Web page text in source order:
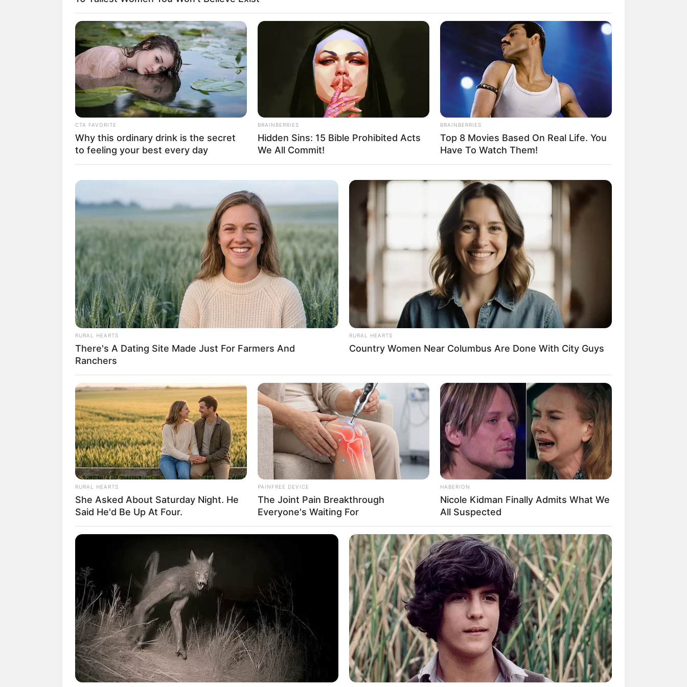
Mute
Baca juga:Biodata, Profil, dan Fakta Marsha Timothy
(foto: instagram/yorikooangln_)
Biodata & Profil
Nama Lengkap: Yoriko Angeline Agus Pebrianto
Nama Panggung: Yoriko Angeline
Nama Panggilan: Yoko / Yoriko, Teens Yori
Fail! 10 Potret Makanan Gagal
Dimasak yang Bikin Kamu
Nggak Selera
10 Pose Manekin Anti
Banget
8 Kata Lucu Seputar Malam
Minggu ala Jomblo yang Bikin
Ngenes
10 Desain Kanopi Tempat
Tidur, Serasa Beristirahat di
Kamar Raja
Tampil Lebih Modern, 7 Potret
Hasil Renovasi Rumah Berusia
90 Tahun
CTA FAVORITE
Why this ordinary drink is the secret
to feeling your best every day
BRAINBERRIES
Hidden Sins: 15 Bible Prohibited Acts
We All Commit!
BRAINBERRIES
Top 8 Movies Based On Real Life. You
Have To Watch Them!
RURAL HEARTS
There's A Dating Site Made Just For Farmers And
Ranchers
RURAL HEARTS
Country Women Near Columbus Are Done With City Guys
RURAL HEARTS
She Asked About Saturday Night. He
Said He'd Be Up At Four.
PAINFREE DEVICE
The Joint Pain Breakthrough
Everyone's Waiting For
HABERION
Nicole Kidman Finally Admits What We
All Suspected